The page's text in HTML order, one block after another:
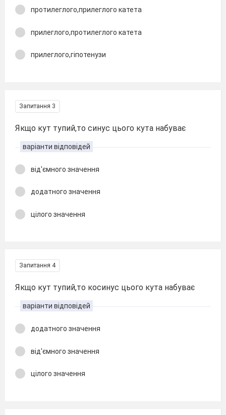
протилеглого,прилеглого катета
прилеглого,протилеглого катета
прилеглого,гіпотенузи
Запитання 3
Якщо кут тупий,то синус цього кута набуває
варіанти відповідей
від'ємного значення
додатного значення
цілого значення
Запитання 4
Якщо кут тупий,то косинус цього кута набуває
варіанти відповідей
додатного значення
від'ємного значення
цілого значення